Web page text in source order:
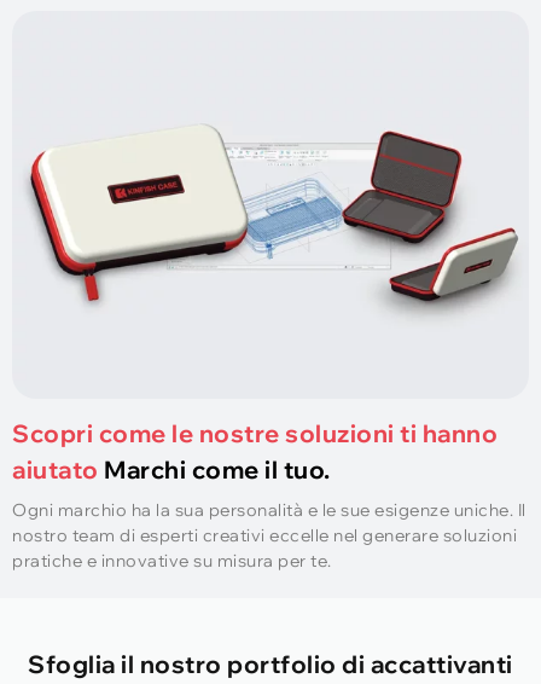
Scopri come le nostre soluzioni ti hanno
aiutato Marchi come il tuo.
Ogni marchio ha la sua personalità e le sue esigenze uniche. Il
nostro team di esperti creativi eccelle nel generare soluzioni
pratiche e innovative su misura per te.
Sfoglia il nostro portfolio di accattivanti